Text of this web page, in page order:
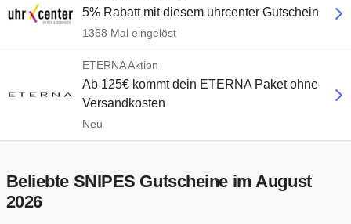
5% Rabatt mit diesem uhrcenter Gutschein
1368 Mal eingelöst
ETERNA Aktion
Ab 125€ kommt dein ETERNA Paket ohne
Versandkosten
Neu
Beliebte SNIPES Gutscheine im August
2026